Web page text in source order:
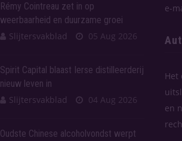
Rémy Cointreau zet in op
weerbaarheid en duurzame groei
Slijtersvakblad
05 Aug 2026
Spirit Capital blaast Ierse distilleerderij
nieuw leven in
Slijtersvakblad
04 Aug 2026
Oudste Chinese alcoholvondst werpt
e-
Het
en